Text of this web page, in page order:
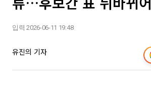
입력 2026-06-11 19:48
유진의 기자